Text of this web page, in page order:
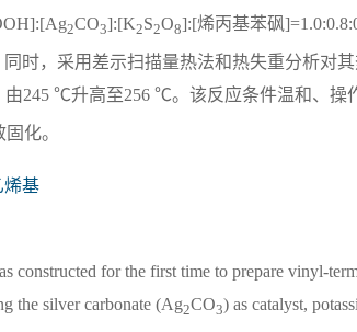
2CO3]:[K2S2O8]:[烯丙基苯砜
时，采用差示扫描量热法和热失重分析对其
由245 ℃升高至256 ℃。该反应条件温和、操
化。
烯基
constructed for the first time to prepare vinyl-
the silver carbonate (Ag2CO3) as catalyst,